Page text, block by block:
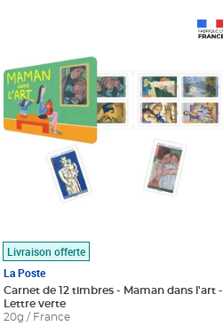
Livraison offerte
La Poste
Carnet de 12 timbres - Maman dans l'art -
Lettre verte
20g / France